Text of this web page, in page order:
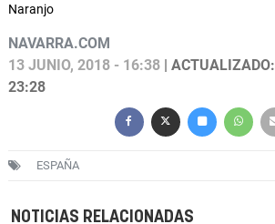
Naranjo
NAVARRA.COM
13 JUNIO, 2018 - 16:38 |
23:28
ESPAÑA
NOTICIAS RELACIONADAS